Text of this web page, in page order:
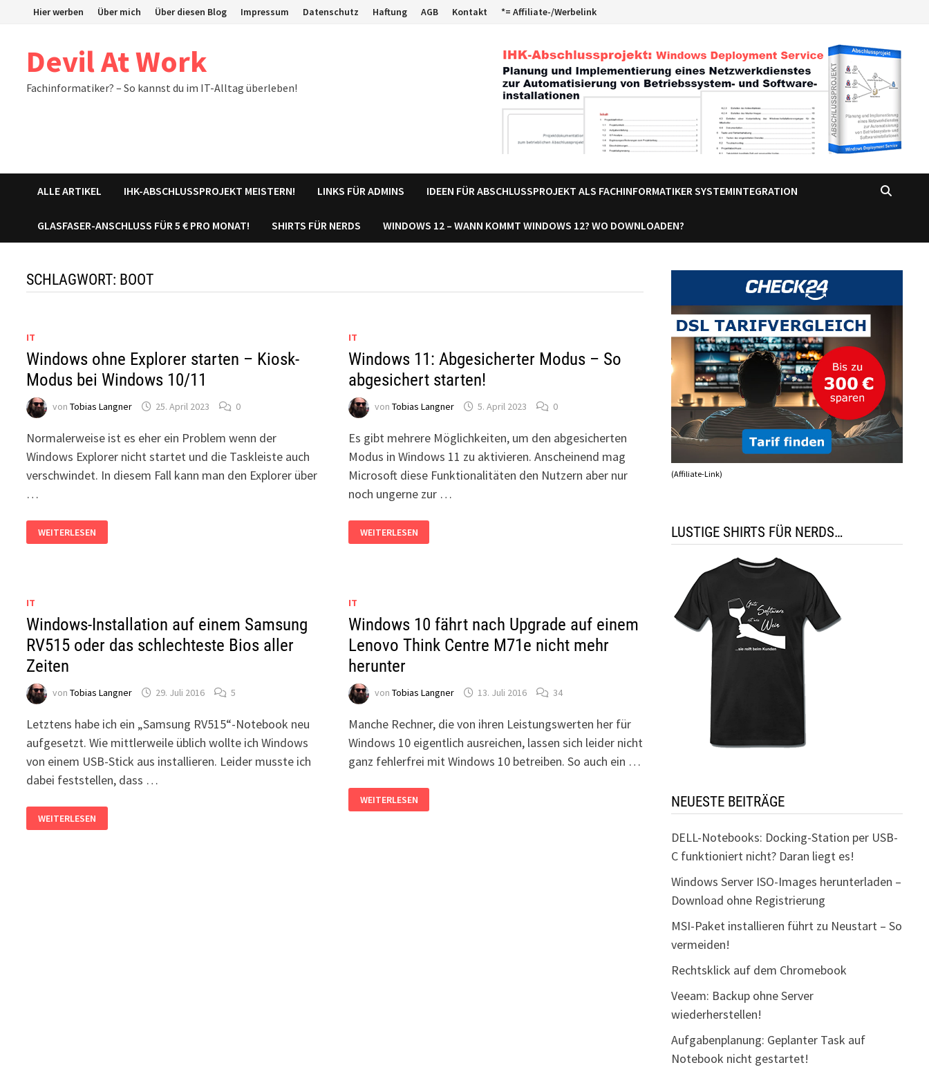
Hier werben Über mich Über diesen Blog Impressum Datenschutz Haftung AGB Kontakt *= Affiliate-/Werbelink
Devil At Work
Fachinformatiker? – So kannst du im IT-Alltag überleben!
ALLE ARTIKEL IHK-ABSCHLUSSPROJEKT MEISTERN! LINKS FÜR ADMINS IDEEN FÜR ABSCHLUSSPROJEKT ALS FACHINFORMATIKER SYSTEMINTEGRATION
GLASFASER-ANSCHLUSS FÜR 5 € PRO MONAT! SHIRTS FÜR NERDS WINDOWS 12 – WANN KOMMT WINDOWS 12? WO DOWNLOADEN?
SCHLAGWORT: BOOT
IT
Windows ohne Explorer starten – Kiosk-
Modus bei Windows 10/11
vonTobias Langner 25. April 2023 0
Normalerweise ist es eher ein Problem wenn der
Windows Explorer nicht startet und die Taskleiste auch
verschwindet. In diesem Fall kann man den Explorer über
…
OHNE
EXPLORER
WEITERLESEN
IT
Windows 11: Abgesicherter Modus – So
abgesichert starten!
von Tobias Langner 5. April 2023 0
Es gibt mehrere Möglichkeiten, um den abgesicherten
Modus in Windows 11 zu aktivieren. Anscheinend mag
Microsoft diese Funktionalitäten den Nutzern aber nur
noch ungerne zur …
11:
ABGESICHERTER
WEITERLESEN
IT
Windows-Installation auf einem Samsung
RV515 oder das schlechteste Bios aller
Zeiten
vonTobias Langner 29. Juli 2016 5
Letztens habe ich ein „Samsung RV515“-Notebook neu
aufgesetzt. Wie mittlerweile üblich wollte ich Windows
von einem USB-Stick aus installieren. Leider musste ich
dabei feststellen, dass …
INSTALLATION
AUF
WEITERLESEN
IT
Windows 10 fährt nach Upgrade auf einem
Lenovo Think Centre M71e nicht mehr
herunter
von Tobias Langner 13. Juli 2016 34
Manche Rechner, die von ihren Leistungswerten her für
Windows 10 eigentlich ausreichen, lassen sich leider nicht
ganz fehlerfrei mit Windows 10 betreiben. So auch ein …
10
FÄHRT
WEITERLESEN
(Affiliate-Link)
LUSTIGE SHIRTS FÜR NERDS…
NEUESTE BEITRÄGE
DELL-Notebooks: Docking-Station per USB-
C funktioniert nicht? Daran liegt es!
Windows Server ISO-Images herunterladen –
Download ohne Registrierung
MSI-Paket installieren führt zu Neustart – So
vermeiden!
Rechtsklick auf dem Chromebook
Veeam: Backup ohne Server
wiederherstellen!
Aufgabenplanung: Geplanter Task auf
Notebook nicht gestartet!